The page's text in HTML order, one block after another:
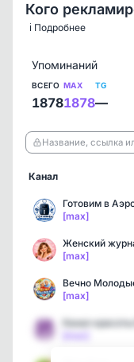
Кого
ℹ️ Подробнее
Упоминаний
ВСЕГО
1878
MAX
1878
TG
—
Название, ссылка
Канал
[max]
[max]
Вечно
[max]